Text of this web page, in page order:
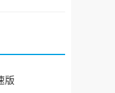
版